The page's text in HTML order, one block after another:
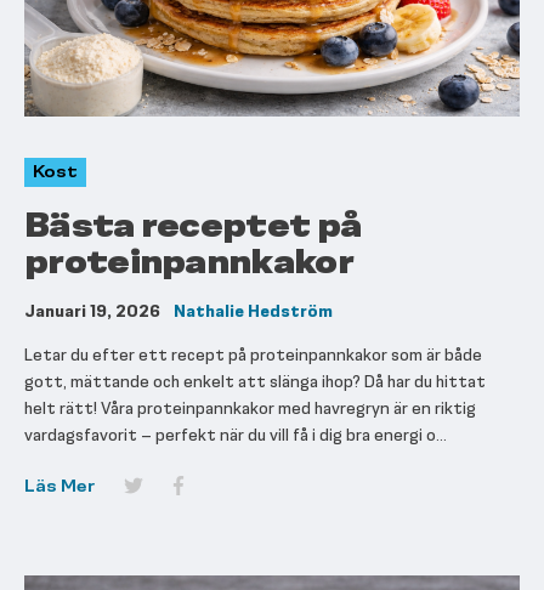
Kost
Bästa receptet på
proteinpannkakor
Januari 19, 2026
Nathalie Hedström
Letar du efter ett recept på proteinpannkakor som är både
gott, mättande och enkelt att slänga ihop? Då har du hittat
helt rätt! Våra proteinpannkakor med havregryn är en riktig
vardagsfavorit – perfekt när du vill få i dig bra energi o...
Läs Mer